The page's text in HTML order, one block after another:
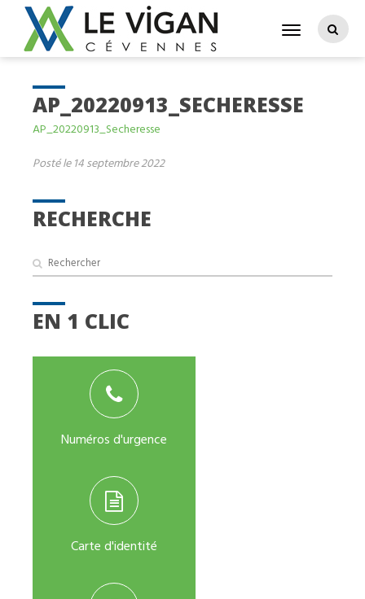
RECHERCHE
EN 1 CLIC
Numéros d'urgence
Carte d'identité
AP_20220913_SECHERESSE
AP_20220913_Secheresse
Posté le 14 septembre 2022